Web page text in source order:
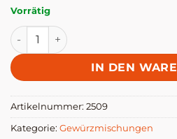
Vorrätig
Afrikanisches Grillgewürz -
IN DEN
Artikelnummer: 2509
Kategorie: Gewürzmischungen